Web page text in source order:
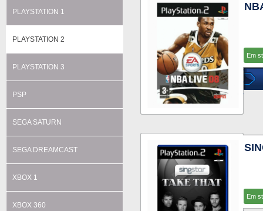
PLAYSTATION 1
PLAYSTATION 2
PLAYSTATION 3
PSP
SEGA SATURN
SEGA DREAMCAST
XBOX 1
XBOX 360
Em
Em